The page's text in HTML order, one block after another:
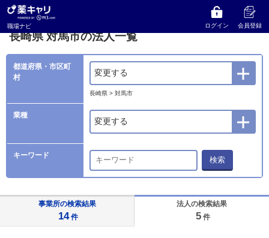
職場ナビ ログイン 会員登録
薬キャリ 職場ナビ 対馬市の法人一覧
長崎県 対馬市の法人一覧
都道府県・市区町
村
変更する
長崎県 > 対馬市
業種
変更する
キーワード 検索
事業所の検索結果
14 件
法人の検索結果
5 件